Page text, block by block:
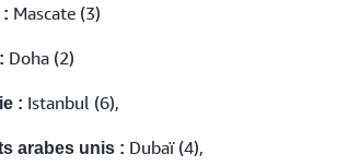
Mascate (3)
Doha (2)
: Istanbul (6),
arabes unis : Dubaï (4),